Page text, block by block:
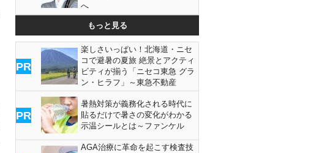
へ
もっと見る
PR
楽しさいっぱい！北海道・ニセ
コで避暑の夏旅 絶景とアクティ
ビティが揃う「ニセコ東急 グラ
ン・ヒラフ」～東急不動産
PR
暑熱対策が義務化される時代に
貼るだけで暑さの変化がわかる
示温シールとは～ファンケル
AGA治療に革命を起こす検査技